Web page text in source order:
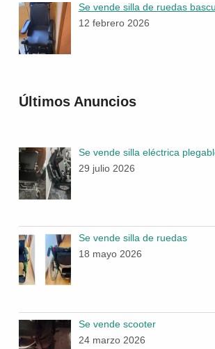
Se vende silla de ruedas
12 febrero 2026
Últimos Anuncios
Se vende silla eléctrica
29 julio 2026
Se vende silla de ruedas
18 mayo 2026
Se vende scooter
24 marzo 2026